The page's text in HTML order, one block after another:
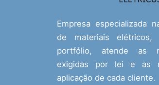
Empresa especializada
de materiais
portfólio, atende as
exigidas por lei e as
aplicação de cada cliente.